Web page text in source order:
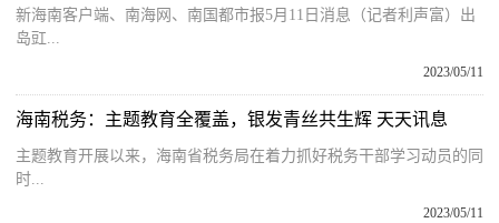
新海南客户端、南海网、南国都市报5月11日消息（记者利声富）出
岛豇...
2023/05/11
海南税务：主题教育全覆盖，银发青丝共生辉 天天讯息
主题教育开展以来，海南省税务局在着力抓好税务干部学习动员的同
时...
2023/05/11